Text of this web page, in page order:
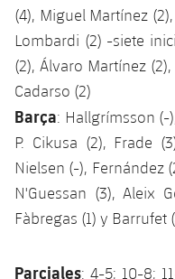
(4), Miguel Martínez
Lombardi (2) -siete
(2), Álvaro Martínez
Cadarso (2)
Barça: Hallgrímsson (-
P. Cikusa (2), Frade
Nielsen (-), Fernández
N'Guessan (3), Aleix
Fàbregas (1) y Barrufet
Parciales: 4-5; 10-8;